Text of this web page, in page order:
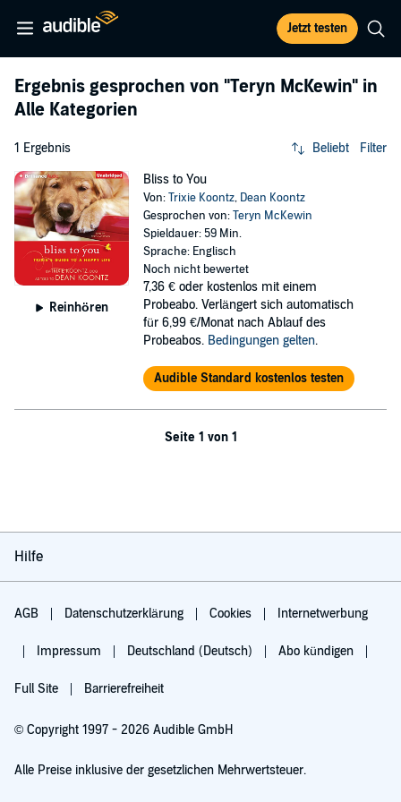
Jetzt testen
Ergebnis gesprochen von "Teryn McKewin" in
Alle Kategorien
1 Ergebnis Beliebt Filter
Reinhören
Bliss to You
Von:Trixie Koontz, Dean Koontz
Gesprochen von:Teryn McKewin
Spieldauer: 59 Min.
Sprache: Englisch
Noch nicht bewertet
7,36 € oder kostenlos mit einem
Probeabo. Verlängert sich automatisch
für 6,99 €/Monat nach Ablauf des
Probeabos. Bedingungen gelten.
Audible Standard kostenlos testen
Seite 1 von 1
Hilfe
AGB Datenschutzerklärung Cookies Internetwerbung
Impressum Deutschland (Deutsch) Abo kündigen
Full Site Barrierefreiheit
© Copyright 1997 - 2026 Audible GmbH
Alle Preise inklusive der gesetzlichen Mehrwertsteuer.